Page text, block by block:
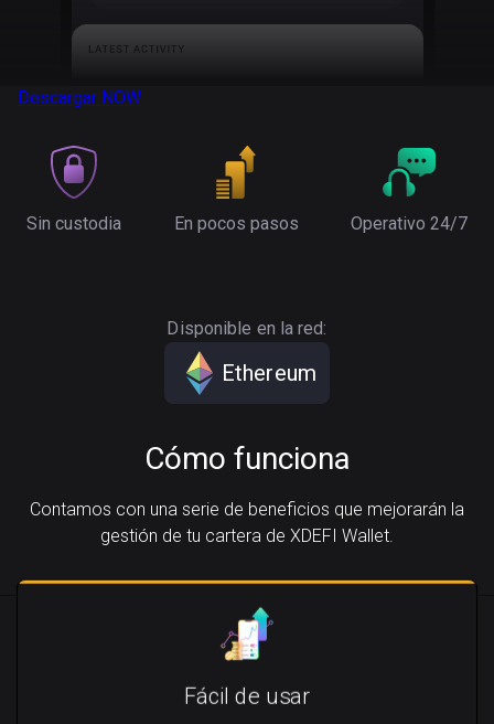
Descargar NOW
Sin custodia En pocos pasos Operativo 24/7
Disponible en la red:
Ethereum
Cómo funciona
Contamos con una serie de beneficios que mejorarán la
gestión de tu cartera de XDEFI Wallet.
Fácil de usar